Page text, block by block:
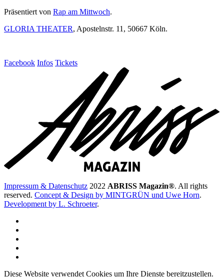
Präsentiert von Rap am Mittwoch.
GLORIA THEATER, Apostelnstr. 11, 50667 Köln.
Facebook Infos Tickets
Impressum & Datenschutz 2022 ABRISS Magazin®. All rights
reserved. Concept & Design by MINTGRÜN und Uwe Horn.
Development by L. Schroeter.
Diese Website verwendet Cookies um Ihre Dienste bereitzustellen.